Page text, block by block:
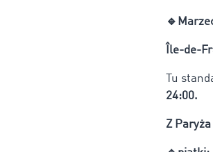
Île-de-
Tu
24:00.
Z